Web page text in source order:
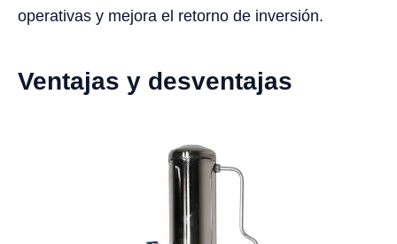
operativas y mejora el retorno de inversión.
Ventajas y desventajas